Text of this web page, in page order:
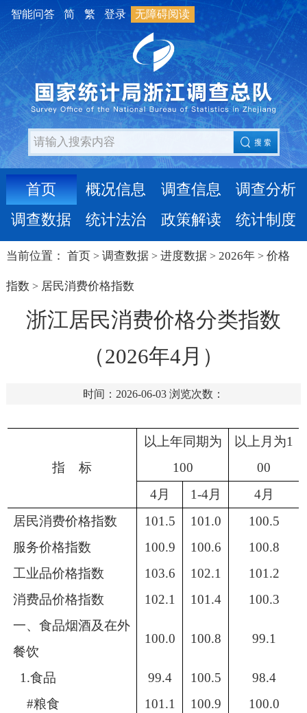
智能问答 简 繁 登录 无障碍阅读
首页 概况信息 调查信息
调查分析
调查数据
统计法治 政策解读 统计制度
当前位置： 首页 > 调查数据 > 进度数据 > 2026年 > 价格
指数 > 居民消费价格指数
浙江居民消费价格分类指数
（2026年4月）
时间：2026-06-03 浏览次数：
指 标
以上年同期为
100
以上月为1
00
4月 1-4月 4月
居民消费价格指数
101.5 101.0
100.5
服务价格指数
100.9 100.6
100.8
工业品价格指数
103.6 102.1
101.2
消费品价格指数
102.1 101.4
100.3
一、食品烟酒及在外
餐饮
100.0 100.8 99.1
1.食品 99.4 100.5
98.4
#粮食
101.1 100.9
100.0